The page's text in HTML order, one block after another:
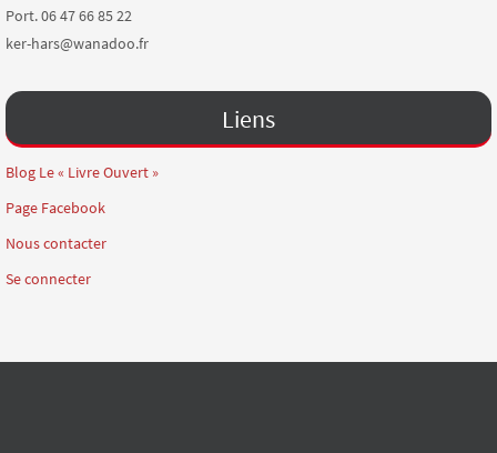
Port. 06 47 66 85 22
ker-hars@wanadoo.fr
Liens
Blog Le « Livre Ouvert »
Page Facebook
Nous contacter
Se connecter